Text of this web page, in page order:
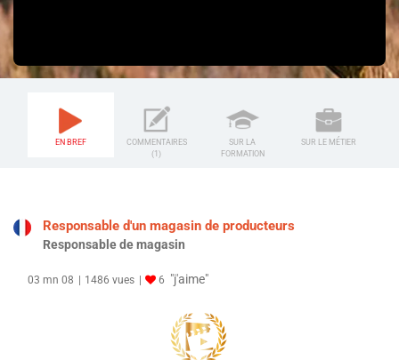
EN BREF
COMMENTAIRES
(1)
SUR LA
FORMATION
SUR LE MÉTIER
Responsable d'un magasin de producteurs
Responsable de magasin
03 mn 08 1486 vues 6 "j'aime"